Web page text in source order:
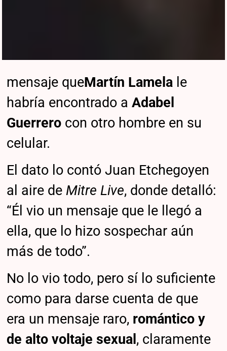
mensaje queMartín Lamela le
habría encontrado aAdabel
Guerrero con otro hombre en su
celular.
El dato lo contó Juan Etchegoyen
al aire deMitre Live, donde detalló:
“Él vio un mensaje que le llegó a
ella, que lo hizo sospechar aún
más de todo”.
No lo vio todo, pero sí lo suficiente
como para darse cuenta de que
era un mensaje raro, romántico y
de alto voltaje sexual, claramente